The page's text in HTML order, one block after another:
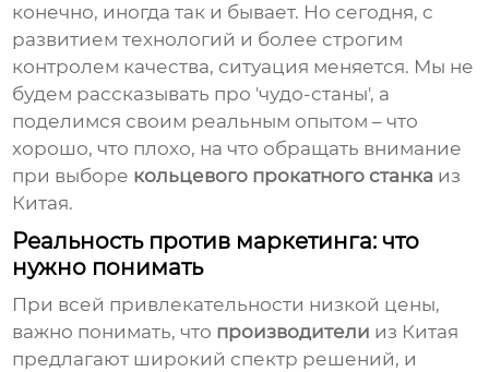
конечно, иногда так и бывает. Но сегодня, с
развитием технологий и более строгим
контролем качества, ситуация меняется. Мы не
будем рассказывать про 'чудо-станы', а
поделимся своим реальным опытом – что
хорошо, что плохо, на что обращать внимание
при выборе кольцевого прокатного станка из
Китая.
Реальность против маркетинга: что
нужно понимать
При всей привлекательности низкой цены,
важно понимать, что производители из Китая
предлагают широкий спектр решений, и